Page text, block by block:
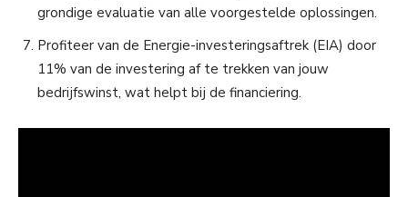
grondige evaluatie van alle voorgestelde oplossingen.
Profiteer van de Energie-investeringsaftrek (EIA) door
11% van de investering af te trekken van jouw
bedrijfswinst, wat helpt bij de financiering.